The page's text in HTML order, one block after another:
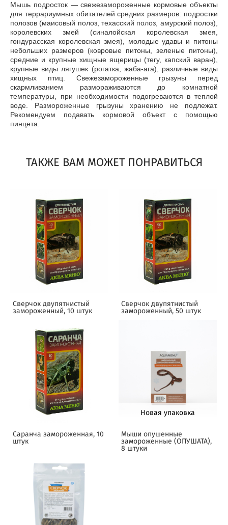
Мышь подросток — свежезамороженные кормовые объекты
для террариумных обитателей средних размеров: подростки
полозов (маисовый полоз, техасский полоз, амурский полоз),
королевских змей (синалойская королевская змея,
гондурасская королевская змея), молодые удавы и питоны
небольших размеров (ковровые питоны, зеленые питоны),
средние и крупные хищные ящерицы (тегу, капский варан),
крупные виды лягушек (рогатка, жаба-ага), различные виды
хищных птиц. Свежезамороженные грызуны перед
скармливанием размораживаются до комнатной
температуры, при необходимости подогреваются в теплой
воде. Размороженные грызуны хранению не подлежат.
Рекомендуем подавать кормовой объект с помощью
пинцета.
ТАКЖЕ ВАМ МОЖЕТ ПОНРАВИТЬСЯ
Сверчок двупятнистый
замороженный, 10 штук
Сверчок двупятнистый
замороженный, 50 штук
Саранча замороженная, 10
штук
Новая упаковка
Мыши опушенные
замороженные (ОПУШАТА),
8 штуки